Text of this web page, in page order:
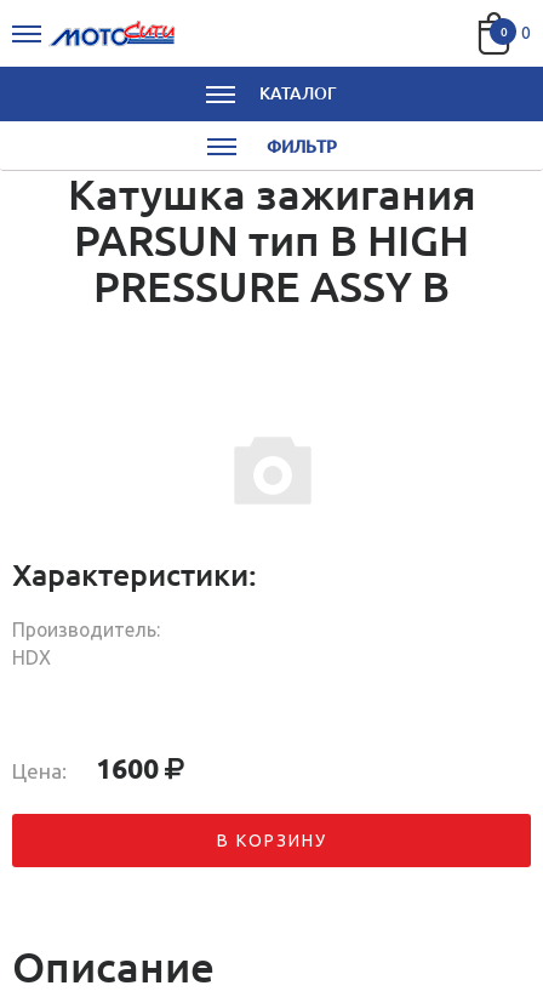
0 0
КАТАЛОГ
ФИЛЬТР
Катушка зажигания
PARSUN тип B HIGH
PRESSURE ASSY B
Характеристики:
Производитель:
HDX
Цена: 1600
В КОРЗИНУ
Описание